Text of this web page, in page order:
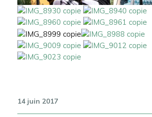
14 juin 2017